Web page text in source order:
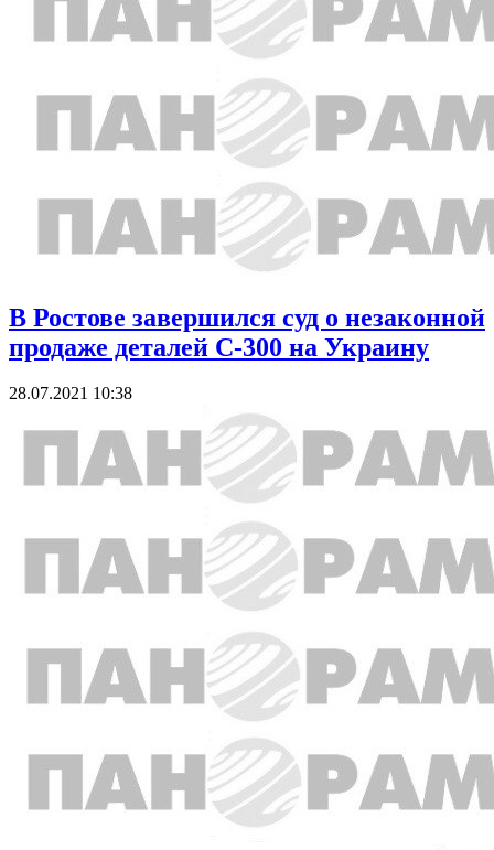
В Ростове завершился суд о незаконной
продаже деталей С-300 на Украину
28.07.2021 10:38